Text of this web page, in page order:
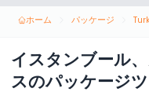
ホーム パッケージ
イスタンブール
スのパッケージ